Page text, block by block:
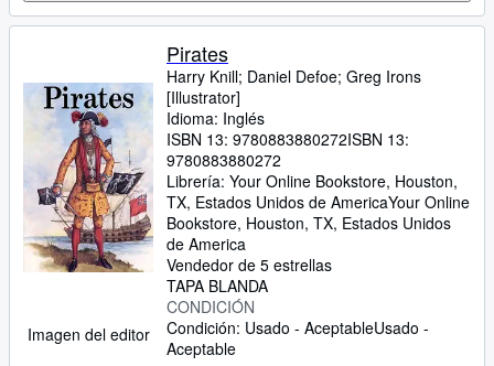
Imagen del editor
Pirates
Harry Knill; Daniel Defoe; Greg Irons
[Illustrator]
Idioma: Inglés
ISBN 13: 9780883880272ISBN 13:
9780883880272
Librería: Your Online Bookstore, Houston,
TX, Estados Unidos de AmericaYour Online
Bookstore, Houston, TX, Estados Unidos
de America
Vendedor de 5 estrellas
TAPA BLANDA
CONDICIÓN
Condición: Usado - AceptableUsado -
Aceptable